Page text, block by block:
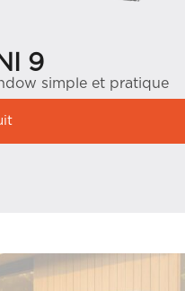
9
simple et pratique